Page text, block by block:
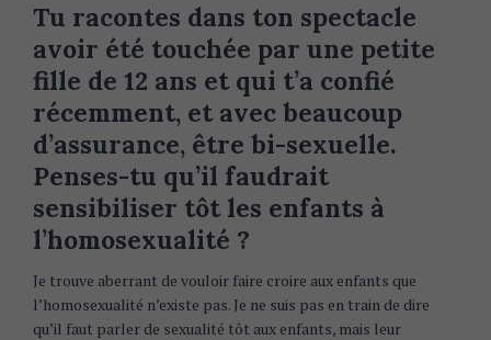
Tu racontes dans ton spectacle
avoir été touchée par une petite
fille de 12 ans et qui t’a confié
récemment, et avec beaucoup
d’assurance, être bi-sexuelle.
Penses-tu qu’il faudrait
sensibiliser tôt les enfants à
l’homosexualité ?
Je trouve aberrant de vouloir faire croire aux enfants que
l’homosexualité n’existe pas. Je ne suis pas en train de dire
qu’il faut parler de sexualité tôt aux enfants, mais leur